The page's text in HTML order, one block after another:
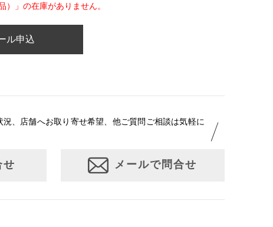
」の在庫がありません。
ル申込
、店舗へお取り寄せ希望、他ご質問ご相談は気軽に
せ メールで問合せ